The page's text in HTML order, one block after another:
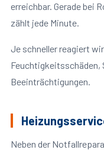
erreichbar. Gerade bei
zählt jede Minute.
Je schneller reagiert
Feuchtigkeitsschäden,
Beeinträchtigungen.
Neben der